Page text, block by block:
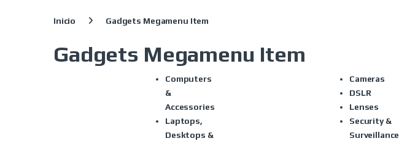
Inicio Gadgets Megamenu Item
Gadgets Megamenu Item
Computers
&
Accessories
Laptops,
Desktops &
Cameras
DSLR
Lenses
Security &
Surveillance